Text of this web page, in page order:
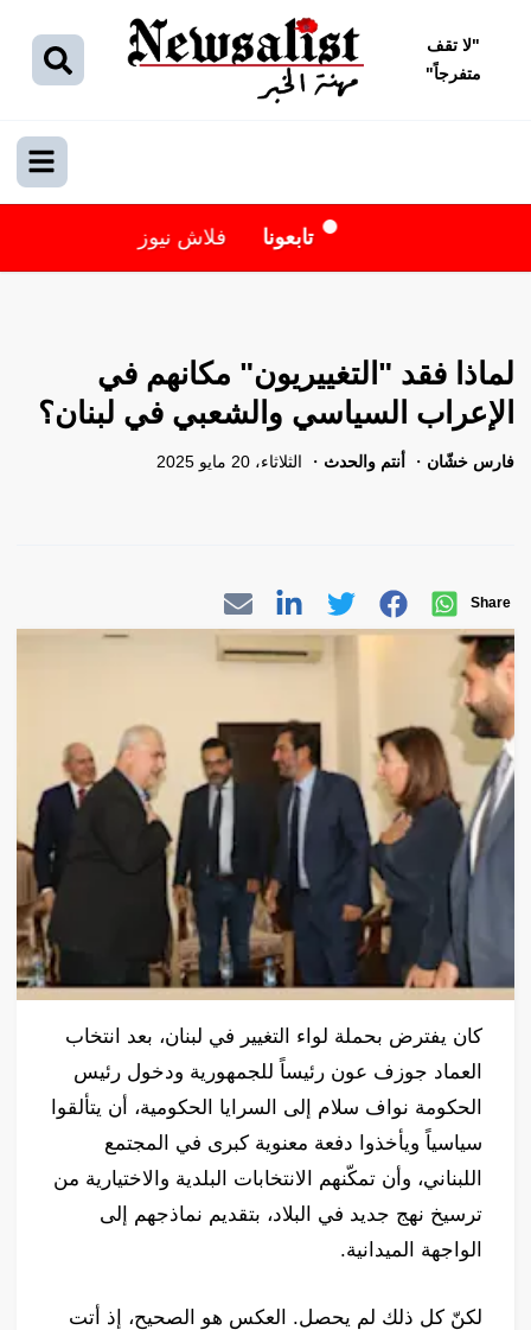
"لا تقف
متفرجاً"
تابعونا فلاش نيوز
لماذا فقد "التغييريون" مكانهم في
الإعراب السياسي والشعبي في لبنان؟
فارس خشّان أنتم والحدث الثلاثاء، 20 مايو 2025
Share
كان يفترض بحملة لواء التغيير في لبنان، بعد انتخاب
العماد جوزف عون رئيساً للجمهورية ودخول رئيس
الحكومة نواف سلام إلى السرايا الحكومية، أن يتألقوا
سياسياً ويأخذوا دفعة معنوية كبرى في المجتمع
اللبناني، وأن تمكّنهم الانتخابات البلدية والاختيارية من
ترسيخ نهج جديد في البلاد، بتقديم نماذجهم إلى
الواجهة الميدانية.
لكنّ كل ذلك لم يحصل. العكس هو الصحيح، إذ أتت